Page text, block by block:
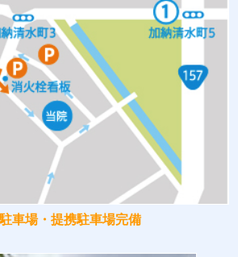
車場・提携駐車場完備